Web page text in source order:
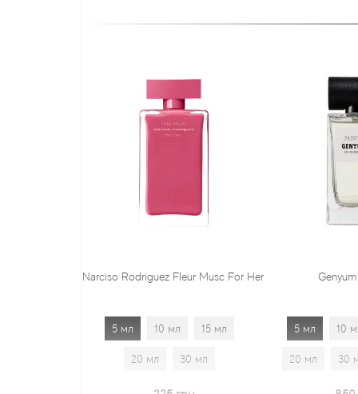
Rodriguez Fleur Musc For Her
15 мл
Genyum Painter
5 мл 15 мл
20 мл 1.7 мл